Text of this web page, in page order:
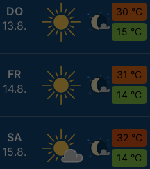
DO
13.8.
30 °C
15 °C
FR
14.8.
31 °C
14 °C
SA
15.8.
32 °C
14 °C